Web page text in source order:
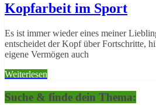
Kopfarbeit im Sport
Es ist immer wieder eines meiner
entscheidet der Kopf über Fortschritte,
eigene Vermögen auch
Weiterlesen
Suche & finde dein Thema: